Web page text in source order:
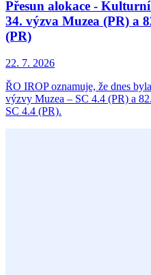
Přesun alokace -
34. výzva Muzea (PR) a
(PR)
22. 7. 2026
ŘO IROP oznamuje, že dnes
výzvy Muzea – SC 4.4 (PR) a
SC 4.4 (PR).